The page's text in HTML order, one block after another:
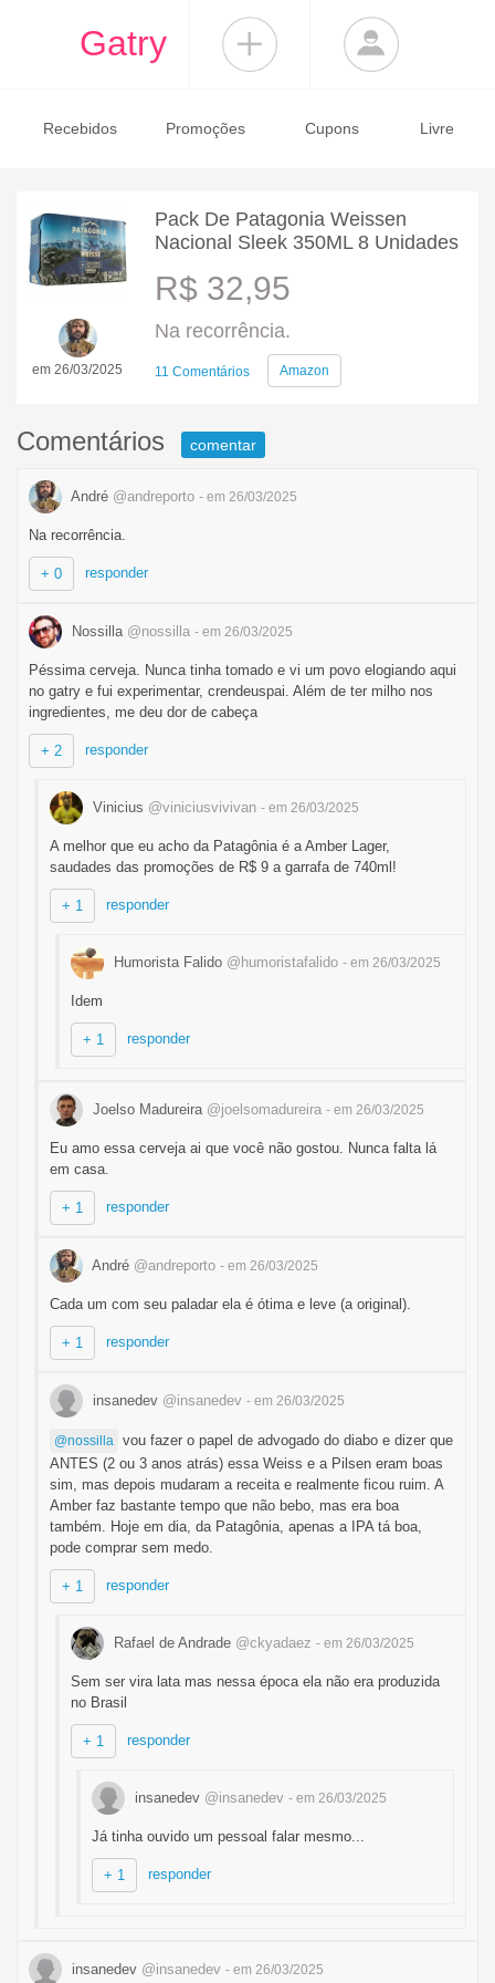
Gatry
Recebidos Promoções Cupons Livre
em 26/03/2025
Pack De Patagonia Weissen
Nacional Sleek 350ML 8 Unidades
R$ 32,95
Na recorrência.
11 Comentários Amazon
Comentários comentar
André @andreporto - em 26/03/2025
Na recorrência.
+ 0 responder
Nossilla @nossilla - em 26/03/2025
Péssima cerveja. Nunca tinha tomado e vi um povo elogiando aqui
no gatry e fui experimentar, crendeuspai. Além de ter milho nos
ingredientes, me deu dor de cabeça
+ 2 responder
Vinicius @viniciusvivivan - em 26/03/2025
A melhor que eu acho da Patagônia é a Amber Lager,
saudades das promoções de R$ 9 a garrafa de 740ml!
+ 1 responder
Humorista Falido @humoristafalido - em 26/03/2025
Idem
+ 1 responder
Joelso Madureira @joelsomadureira - em 26/03/2025
Eu amo essa cerveja ai que você não gostou. Nunca falta lá
em casa.
+ 1 responder
André @andreporto - em 26/03/2025
Cada um com seu paladar ela é ótima e leve (a original).
+ 1 responder
insanedev @insanedev - em 26/03/2025
@nossilla vou fazer o papel de advogado do diabo e dizer que
ANTES (2 ou 3 anos atrás) essa Weiss e a Pilsen eram boas
sim, mas depois mudaram a receita e realmente ficou ruim. A
Amber faz bastante tempo que não bebo, mas era boa
também. Hoje em dia, da Patagônia, apenas a IPA tá boa,
pode comprar sem medo.
+ 1 responder
Rafael de Andrade @ckyadaez - em 26/03/2025
Sem ser vira lata mas nessa época ela não era produzida
no Brasil
+ 1 responder
insanedev @insanedev - em 26/03/2025
Já tinha ouvido um pessoal falar mesmo...
+ 1 responder
insanedev @insanedev - em 26/03/2025